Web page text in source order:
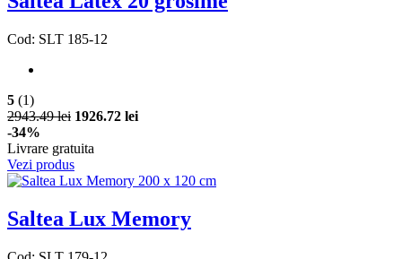
Cod: SLT 185-12
5 (1)
2943.49 lei 1926.72 lei
-34%
Livrare gratuita
Vezi produs
Saltea Lux Memory